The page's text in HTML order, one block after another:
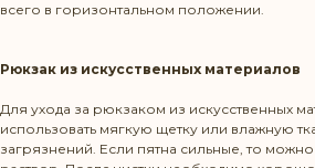
всего в горизонтальном положении.
Рюкзак из искусственных материалов
Для ухода за рюкзаком из искусственных
использовать мягкую щетку или влажную
загрязнений. Если пятна сильные, то
Политика конфиденциальности
Режим работы: Пн-Пт 10:00-20:00